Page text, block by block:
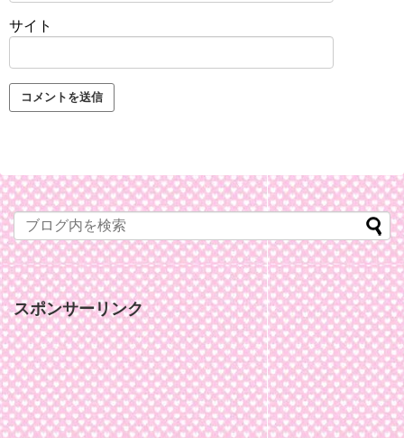
サイト
スポンサーリンク